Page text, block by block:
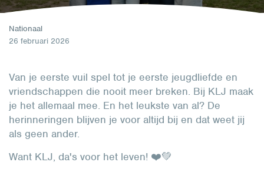
Nationaal
26 februari 2026
Van je eerste vuil spel tot je eerste jeugdliefde en
vriendschappen die nooit meer breken. Bij KLJ maak
je het allemaal mee. En het leukste van al? De
herinneringen blijven je voor altijd bij en dat weet jij
als geen ander.
Want KLJ, da's voor het leven! ❤️💚